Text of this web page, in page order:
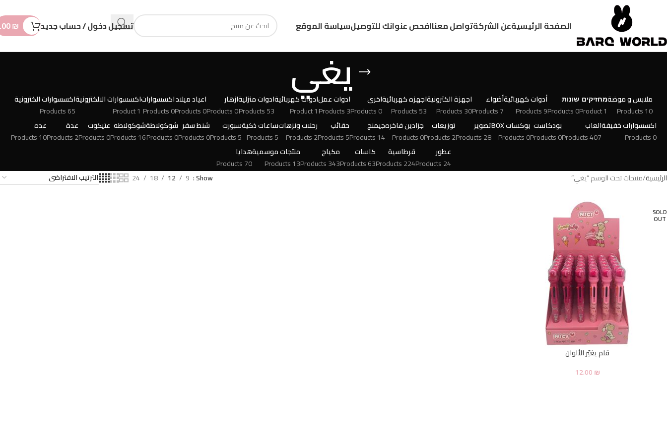
الصفحة الرئيسيةعن الشركةتواصل معناافحص عنوانك للتوصيلسياسة الموقع تسجيل دخول / حساب جديد ₪
يغي
ملابس و موضة
10 Products
מחזיקים
1 Product
שונות
0 Products
أدوات كهربائية
9 Products
أضواء
7 Products
اجهزة الكترونية
30 Products
اجهزه كهربائية
53 Products
اخرى
0 Products
ادوات عمل
3 Products
ادوات كهربائية
1 Product
ادوات منزلية
53 Products
ازهار
0 Products
اعياد ميلاد
0 Products
اكسسوارات
0 Products
اكسسوارات الالكترونية
1 Product
اكسسوارات الكترونية
65 Products
اكسسوارات خفيفة
0 Products
العاب
407 Products
بودكاست
0 Products
بوكسات BOX
0 Products
تصوير
28 Products
توزيعات
2 Products
جزادين فاخره
0 Products
جيمنج
14 Products
حقائب
5 Products
رحلات ونزهات
2 Products
ساعات ذكية
5 Products
سبورت
5 Products
شنط سفر
0 Products
شوكولاطة
0 Products
شوكولاطه
16 Products
عتيكوت
0 Products
عدة
2 Products
عده
10 Products
عطور
24 Products
قرطاسية
224 Products
كاسات
63 Products
مكياج
343 Products
منتجات موسمية
13 Products
هدايا
70 Products
الرئيسية منتجات تحت الوسم “يغي” Show
9
12
18
24
SOLD
OUT
قلم يغيّر الألوان
12.00₪